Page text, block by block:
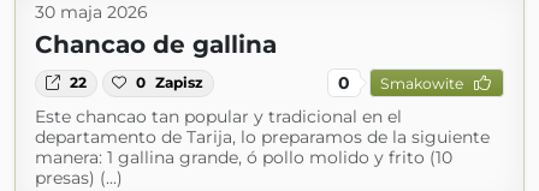
30 maja 2026
Chancao de gallina
22 0 Zapisz 0 Smakowite
Este chancao tan popular y tradicional en el
departamento de Tarija, lo preparamos de la siguiente
manera: 1 gallina grande, ó pollo molido y frito (10
presas) (...)